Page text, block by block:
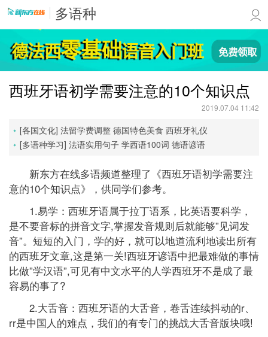
多语种
西班牙语初学需要注意的10个知识点
2019.07.04 11:42
[各国文化] 法留学费调整 德国特色美食 西班牙礼仪
[多语种学习] 法语实用句子 学西语100词 德语谚语
新东方在线多语频道整理了《西班牙语初学需要注
意的10个知识点》，供同学们参考。
1.易学：西班牙语属于拉丁语系，比英语要科学，
是不要音标的拼音文字,掌握发音规则后就能够”见词发
音”。短短的入门，学的好，就可以地道流利地读出所有
的西班牙文章,这是第一关!西班牙谚语中把最难做的事情
比做”学汉语”,可见有中文水平的人学西班牙不是成了最
容易的事了?
2.大舌音：西班牙语的大舌音，卷舌连续抖动的r、
rr是中国人的难点，我们的有专门的挑战大舌音版块哦!